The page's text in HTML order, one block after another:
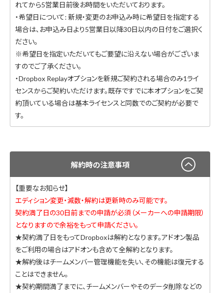
れてから5営業日前後お時間をいただいております。
・希望日について: 新規・変更のお申込み時に希望日を指定する
場合は、お申込み日より5営業日以降30日以内の日付をご選択く
ださい。
※希望日を指定いただいてもご要望に沿えない場合がございま
すのでご了承ください。
・Dropbox Replayオプションを新規ご契約される場合のみ1ライ
センスからご契約いただけます。既存ですでに本オプションをご契
約頂いている場合は基本ライセンスと同数でのご契約が必要で
す。
解約時の注意事項
【重要なお知らせ】
エディション変更・減数・解約は更新時のみ可能です。
契約満了日の30日前までの申請が必須（メーカーへの申請期限）
となりますので余裕をもって申請ください。
★契約満了日をもってDropboxは解約となります。アドオン製品
をご利用の場合はアドオンも含めて全解約となります。
★解約後はチームメンバー管理機能を失い、その機能は復元する
ことはできません。
★契約期間満了までに、チームメンバーやそのデータ削除などの